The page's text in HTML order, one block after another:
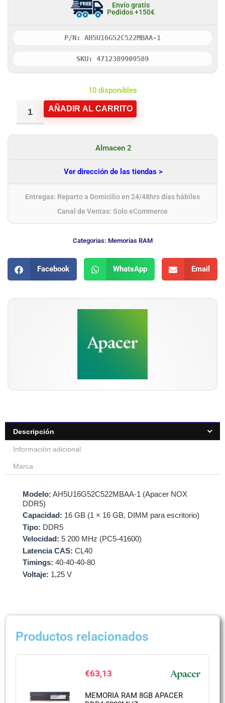
Envío gratis
Pedidos +150€
P/N: AH5U16G52C522MBAA-1
SKU: 4712389909589
10 disponibles
AÑADIR AL CARRITO
Almacen 2
Ver dirección de las tiendas >
Entregas: Reparto a Domicilio en 24/48hrs días hábiles
Canal de Ventas: Solo eCommerce
Categorias: Memorias RAM
Facebook WhatsApp Email
Descripción
Información adicional
Marca
Modelo: AH5U16G52C522MBAA-1 (Apacer NOX
DDR5)
Capacidad: 16 GB (1 × 16 GB, DIMM para escritorio)
Tipo: DDR5
Velocidad: 5 200 MHz (PC5-41600)
Latencia CAS: CL40
Timings: 40-40-40-80
Voltaje: 1,25 V
Productos relacionados
€63,13
MEMORIA RAM 8GB APACER